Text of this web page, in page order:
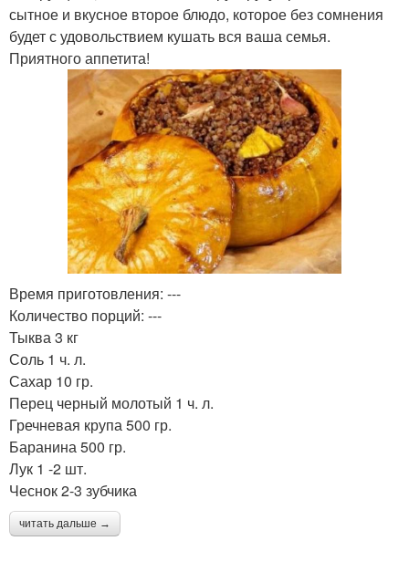
сытное и вкусное второе блюдо, которое без сомнения
будет с удовольствием кушать вся ваша семья.
Приятного аппетита!
Время приготовления: ---
Количество порций: ---
Тыква 3 кг
Соль 1 ч. л.
Сахар 10 гр.
Перец черный молотый 1 ч. л.
Гречневая крупа 500 гр.
Баранина 500 гр.
Лук 1 -2 шт.
Чеснок 2-3 зубчика
читать дальше →